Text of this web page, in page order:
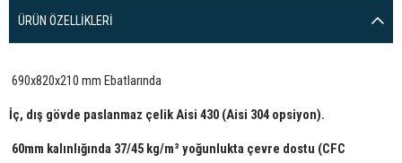
ÜRÜN ÖZELLIKLERI
690x820x210 mm Ebatlarında
İç, dış gövde paslanmaz çelik Aisi 430 (Aisi 304 opsiyon).
60mm kalınlığında 37/45 kg/m³ yoğunlukta çevre dostu (CFC